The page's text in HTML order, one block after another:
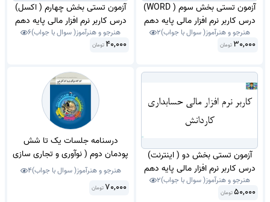
آزمون تستی بخش سوم ( WORD)
درس کاربر نرم افزار مالی پایه دهم
حسابداری شاخه کاردانش آذر 1404هنرجو و هنرآموز( سوال با جواب)2
30,000 تومان
آزمون تستی بخش چهارم ( اکسل)
درس کاربر نرم افزار مالی پایه دهم
حسابداری شاخه کاردانش
بهمن1404 با جواب.
هنرجو و هنرآموز( سوال با جواب)6
40,000 تومان
آزمون تستی بخش دو ( اینترنت)
درس کاربر نرم افزار مالی پایه دهم
حسابداری شاخه کاردانش آذر 1404هنرجو و هنرآموز( سوال با جواب)2
50,000تومان
درسنامه جلسات یک تا شش
پودمان دوم ( نوآوری و تجاری سازی
محصول ) کتاب کارگاه نواوری و
کارافرینی پایه یازدهم کاردانش و
فنی و دوازدهم متوسطه نظری سال
هنرجو و هنرآموز( سوال با جواب)4
70,000تومان